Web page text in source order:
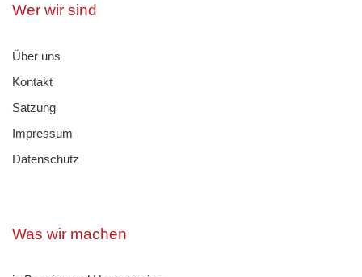
Wer wir sind
Über uns
Kontakt
Satzung
Impressum
Datenschutz
Was wir machen